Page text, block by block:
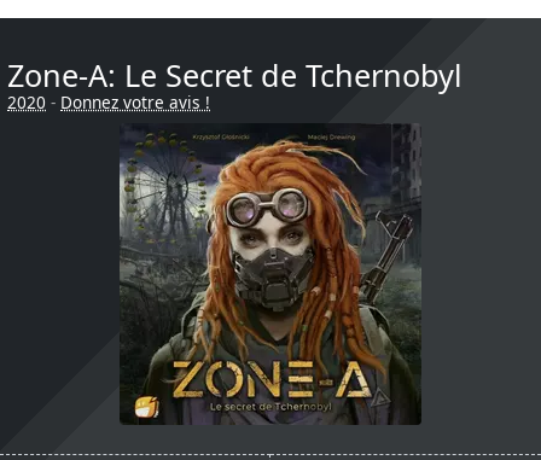
Zone-A: Le Secret de Tchernobyl
2020 - Donnez votre avis !